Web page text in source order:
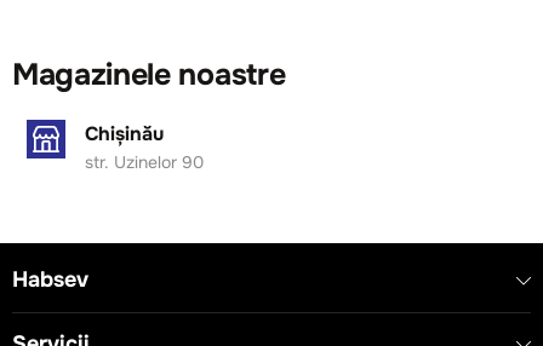
Magazinele noastre
Chișinău
str. Uzinelor 90
Habsev